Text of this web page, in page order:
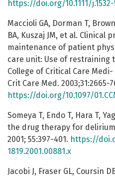
https://doi.org/10.1111/j.1532-
Maccioli GA, Dorman T,
BA, Kuszaj JM, et al. Clinical
maintenance of patient
care unit: Use of restraining
College of Critical Care Medi-
Crit Care Med. 2003;31:2665-
https://doi.org/10.1097/
Someya T, Endo T, Hara T,
the drug therapy for
2001; 55:397-401. https://
1819.2001.00881.x
Jacobi J, Fraser GL, Coursin